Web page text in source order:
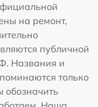
на ремонт,
публичной
Названия и
только